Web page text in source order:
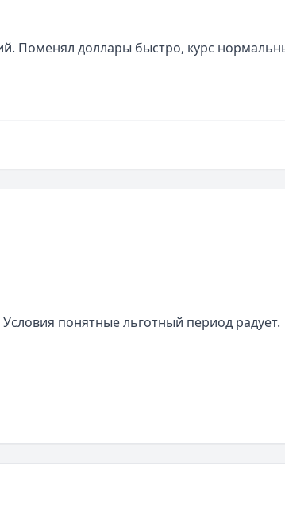
Поменял доллары быстро, курс
понятные льготный период радует.